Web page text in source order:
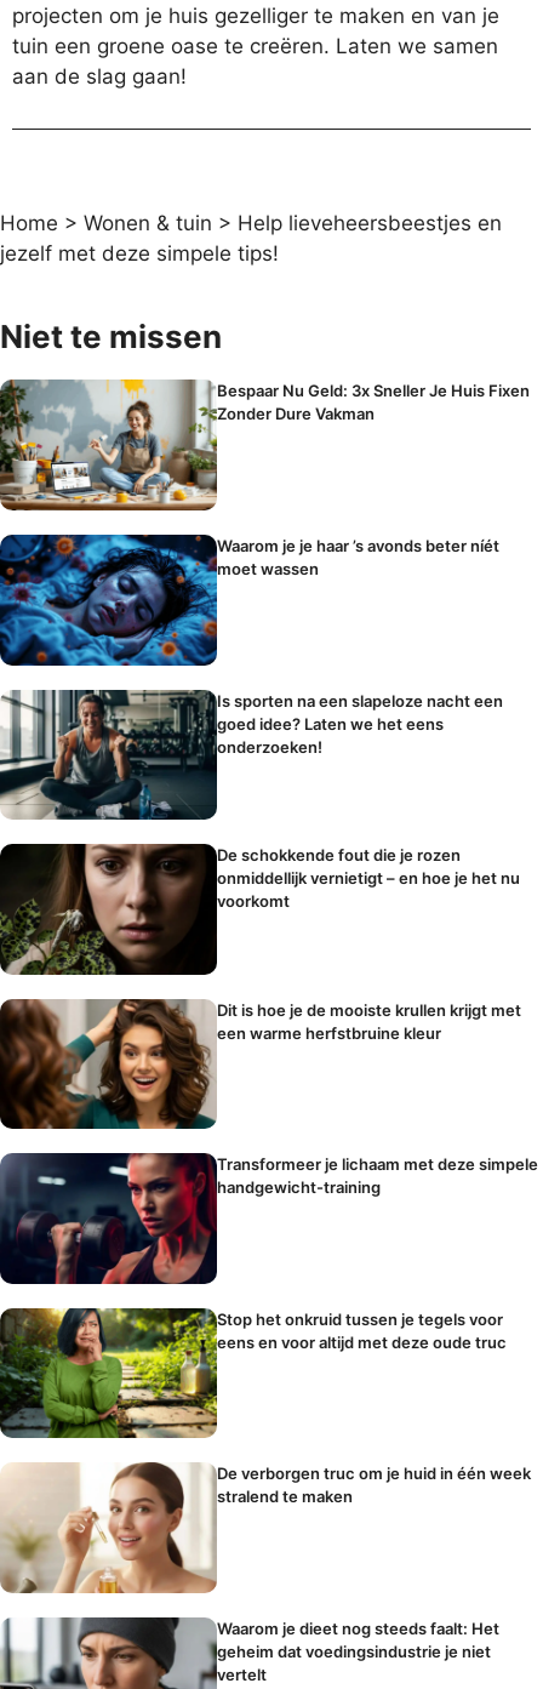
projecten om je huis gezelliger te maken en van je
tuin een groene oase te creëren. Laten we samen
aan de slag gaan!
Home > Wonen & tuin > Help lieveheersbeestjes en
jezelf met deze simpele tips!
Niet te missen
Bespaar Nu Geld: 3x Sneller Je Huis Fixen
Zonder Dure Vakman
Waarom je je haar ’s avonds beter níét
moet wassen
Is sporten na een slapeloze nacht een
goed idee? Laten we het eens
onderzoeken!
De schokkende fout die je rozen
onmiddellijk vernietigt – en hoe je het nu
voorkomt
Dit is hoe je de mooiste krullen krijgt met
een warme herfstbruine kleur
Transformeer je lichaam met deze simpele
handgewicht-training
Stop het onkruid tussen je tegels voor
eens en voor altijd met deze oude truc
De verborgen truc om je huid in één week
stralend te maken
Waarom je dieet nog steeds faalt: Het
geheim dat voedingsindustrie je niet
vertelt